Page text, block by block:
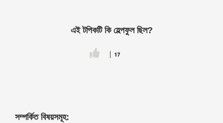
এই টপিকটি কি হেল্পফুল ছিল?
17
সম্পর্কিত বিষয়সমূহ: